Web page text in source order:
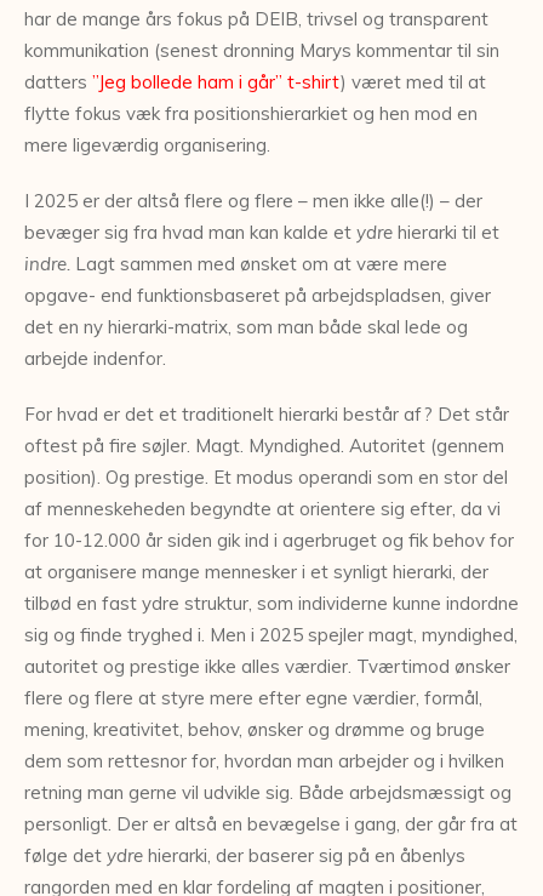
har de mange års fokus på DEIB, trivsel og transparent
kommunikation (senest dronning Marys kommentar til sin
datters ”Jeg bollede ham i går” t-shirt) været med til at
flytte fokus væk fra positionshierarkiet og hen mod en
mere ligeværdig organisering.
I 2025 er der altså flere og flere – men ikke alle(!) – der
bevæger sig fra hvad man kan kalde et ydre hierarki til et
indre. Lagt sammen med ønsket om at være mere
opgave- end funktionsbaseret på arbejdspladsen, giver
det en ny hierarki-matrix, som man både skal lede og
arbejde indenfor.
For hvad er det et traditionelt hierarki består af? Det står
oftest på fire søjler. Magt. Myndighed. Autoritet (gennem
position). Og prestige. Et modus operandi som en stor del
af menneskeheden begyndte at orientere sig efter, da vi
for 10-12.000 år siden gik ind i agerbruget og fik behov for
at organisere mange mennesker i et synligt hierarki, der
tilbød en fast ydre struktur, som individerne kunne indordne
sig og finde tryghed i. Men i 2025 spejler magt, myndighed,
autoritet og prestige ikke alles værdier. Tværtimod ønsker
flere og flere at styre mere efter egne værdier, formål,
mening, kreativitet, behov, ønsker og drømme og bruge
dem som rettesnor for, hvordan man arbejder og i hvilken
retning man gerne vil udvikle sig. Både arbejdsmæssigt og
personligt. Der er altså en bevægelse i gang, der går fra at
følge det ydre hierarki, der baserer sig på en åbenlys
rangorden med en klar fordeling af magten i positioner,